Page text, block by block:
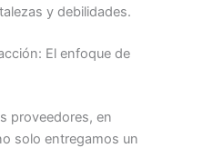
y debilidades.
El enfoque de
proveedores, en
solo entregamos un